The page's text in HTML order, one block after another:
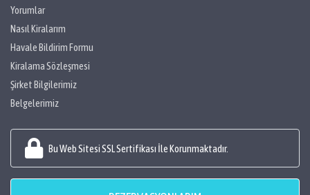
Yorumlar
Nasıl Kiralarım
Havale Bildirim Formu
Kiralama Sözleşmesi
Şirket Bilgilerimiz
Belgelerimiz
Bu Web Sitesi SSL Sertifikası İle Korunmaktadır.